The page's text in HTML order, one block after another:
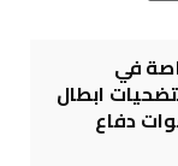
في
ابطال
دفاع